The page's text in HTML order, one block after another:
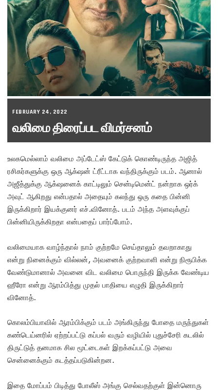
FEBRUARY 24, 2022
வலிமை திரைப்பட விமர்சனம்
உலகமெல்லாம் வலிமை அப்டேட்ஸ் கேட்டுக் கொண்டிருந்த அஜித்
ரசிகர்களுக்கு ஒரு ஆக்‌ஷன் ட்ரீட்டாக வந்திருக்கும் படம். ஆனால்
அஜீத்துக்கு ஆக்‌ஷனைக் காட்டிலும் சென்டிமென்ட் நன்றாக ஒர்க்
அவுட் ஆகிறது என்பதால் அதையும் கலந்து ஒரு கதை பின்னி
இருக்கிறார் இயக்குனர் எச்.வினோத். படம் அந்த அளவுக்குப்
பின்னியிருக்கிறதா என்பதைப் பார்ப்போம்.
வலிமையாக வாழ்ந்தால் நாம் குற்றமே செய்தாலும் தவறாகாது
என்று நினைக்கும் வில்லன், அவனைக் குற்றவாளி என்று நிரூபிக்க
வேண்டுமானால் அவனை விட வலிமை பொருந்தி இருக்க வேண்டிய
ஹீரோ என்று ஆரம்பித்து முதல் பாதியை எழுதி இருக்கிறார்
வினோத்.
கொலம்பியாவில் ஆரம்பிக்கும் படம் அங்கிருந்து போதை மருந்துகள்
கண்டெய்னரில் ஏற்றப்பட்டு கப்பல் வரும் வழியில் புதுச்சேரி கடலில்
திருட்டுத் தனமாக சில மூட்டைகள் இறக்கப்பட்டு அவை
சென்னைக்கும் கடத்தப்படுகின்றன.
இதை மோப்பம் பிடித்து போலீஸ் அங்கு செல்வதற்குள் இன்னொரு